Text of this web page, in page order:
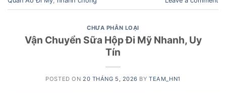
CHƯA PHÂN LOẠI
Vận Chuyển Sữa Hộp Đi Mỹ Nhanh, Uy
Tín
POSTED ON 20 THÁNG 5, 2026 BYTEAM_HN1